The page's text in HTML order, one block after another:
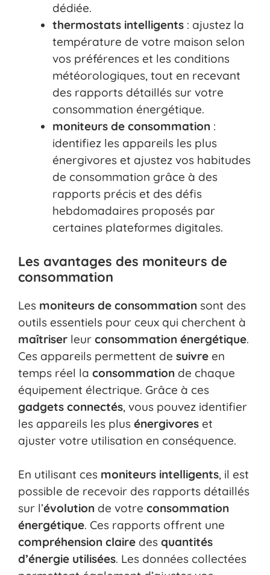
dédiée.
thermostats intelligents : ajustez la
température de votre maison selon
vos préférences et les conditions
météorologiques, tout en recevant
des rapports détaillés sur votre
consommation énergétique.
moniteurs de consommation :
identifiez les appareils les plus
énergivores et ajustez vos habitudes
de consommation grâce à des
rapports précis et des défis
hebdomadaires proposés par
certaines plateformes digitales.
Les avantages des moniteurs de
consommation
Les moniteurs de consommation sont des
outils essentiels pour ceux qui cherchent à
maîtriser leur consommation énergétique.
Ces appareils permettent de suivre en
temps réel la consommation de chaque
équipement électrique. Grâce à ces
gadgets connectés, vous pouvez identifier
les appareils les plus énergivores et
ajuster votre utilisation en conséquence.
En utilisant ces moniteurs intelligents, il est
possible de recevoir des rapports détaillés
sur l’évolution de votre consommation
énergétique. Ces rapports offrent une
compréhension claire des quantités
d’énergie utilisées. Les données collectées